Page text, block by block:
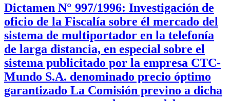
Dictamen N° 997/1996: Investigación de
oficio de la Fiscalía sobre él mercado del
sistema de multiportador en la telefonía
de larga distancia, en especial sobre el
sistema publicitado por la empresa CTC-
Mundo S.A. denominado precio óptimo
garantizado La Comisión previno a dicha